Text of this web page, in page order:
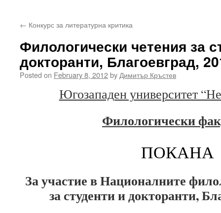
← Конкурс за литературна критика
Филологически четения за
докторанти, Благоевград,
Posted on February 8, 2012by Димитър Кръстев
Югозападен университет
Филологически
ПОКАНА
За участие в Националните
за студенти и докторанти,